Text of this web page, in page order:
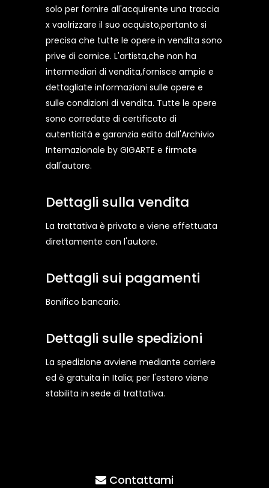
solo per fornire all'acquirente una traccia
x vaolrizzare il suo acquisto,pertanto si
precisa che tutte le opere in vendita sono
prive di cornice. L'artista,che non ha
intermediari di vendita,fornisce ampie e
dettagliate informazioni sulle opere e
sulle condizioni di vendita. Tutte le opere
sono corredate di certificato di
autenticità e garanzia edito dall'Archivio
Internazionale by GIGARTE e firmate
dall'autore.
Dettagli sulla vendita
La trattativa è privata e viene effettuata
direttamente con l'autore.
Dettagli sui pagamenti
Bonifico bancario.
Dettagli sulle spedizioni
La spedizione avviene mediante corriere
ed è gratuita in Italia; per l'estero viene
stabilita in sede di trattativa.
Contattami